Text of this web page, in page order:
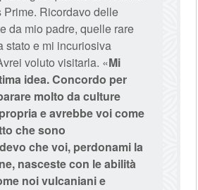
Prime. Ricordavo delle
da mio padre, quelle rare
stato e mi incuriosiva
voluto visitarla. «Mi
idea. Concordo per
molto da culture
e avrebbe voi come
che sono
che voi, perdonami la
nasceste con le abilità
noi vulcaniani e